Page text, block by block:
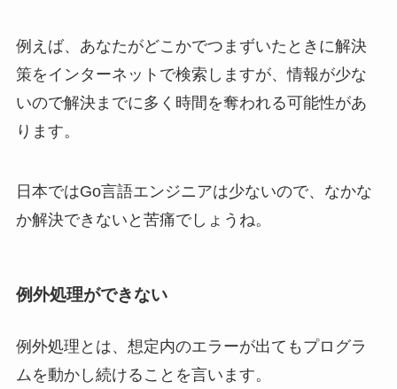
例えば、あなたがどこかでつまずいたときに解決
策をインターネットで検索しますが、情報が少な
いので解決までに多く時間を奪われる可能性があ
ります。
日本ではGo言語エンジニアは少ないので、なかな
か解決できないと苦痛でしょうね。
例外処理ができない
例外処理とは、想定内のエラーが出てもプログラ
ムを動かし続けることを言います。